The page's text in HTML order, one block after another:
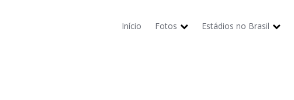
Início Fotos Estádios no Brasil